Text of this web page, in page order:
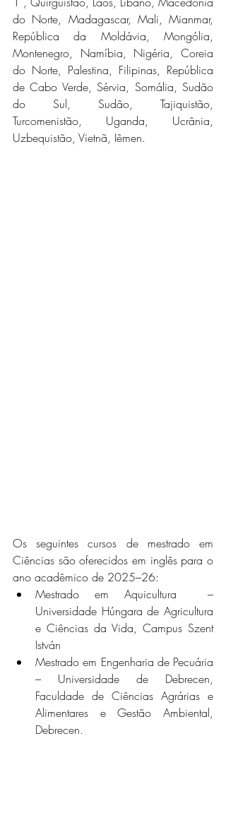
do Norte, Madagascar, Mali, Mianmar,
República da Moldávia, Mongólia,
Montenegro, Namíbia, Nigéria, Coreia
do Norte, Palestina, Filipinas, República
de Cabo Verde, Sérvia, Somália, Sudão
do Sul, Sudão, Tajiquistão,
Turcomenistão, Uganda, Ucrânia,
Uzbequistão, Vietnã, Iêmen.
Os seguintes cursos de mestrado em
Ciências são oferecidos em inglês para o
ano acadêmico de 2025–26:
Mestrado em Aquicultura  –
Universidade Húngara de Agricultura
e Ciências da Vida, Campus Szent
István
Mestrado em Engenharia de Pecuária
– Universidade de Debrecen,
Faculdade de Ciências Agrárias e
Alimentares e Gestão Ambiental,
Debrecen.